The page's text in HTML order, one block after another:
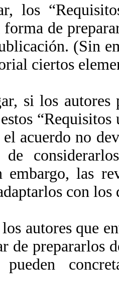
los
de
(Sin
ciertos
si los autores
acuerdo no
embargo, las
con
autores que
de prepararlos